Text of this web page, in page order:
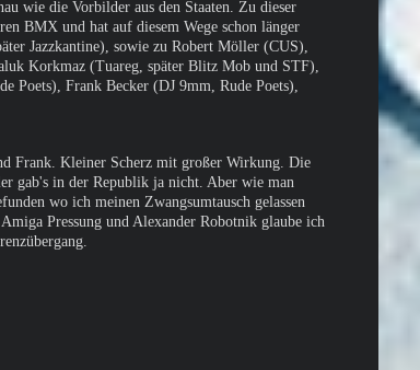
wie die Vorbilder aus den Staaten. Zu dieser
BMX und hat auf diesem Wege schon länger
Jazzkantine), sowie zu Robert Möller (CUS),
Korkmaz (Tuareg, später Blitz Mob und STF),
Poets), Frank Becker (DJ 9mm, Rude Poets),
Frank. Kleiner Scherz mit großer Wirkung. Die
gab's in der Republik ja nicht. Aber wie man
wo ich meinen Zwangsumtausch gelassen
Pressung und Alexander Robotnik glaube ich